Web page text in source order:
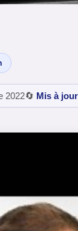
2022🔄 Mis à